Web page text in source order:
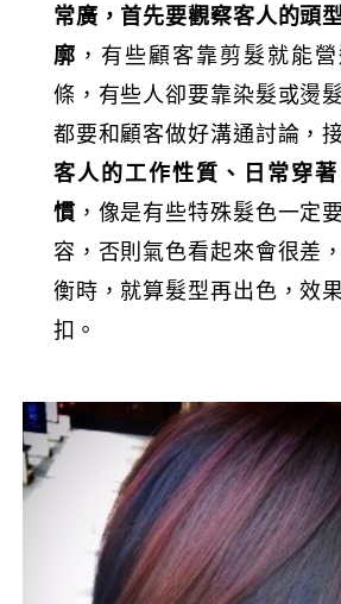
常廣，首先要觀察客人的頭
廓 ，有些顧客靠剪髮就能
條，有些人卻要靠染髮或燙
都要和顧客做好溝通討論，
客人的工作性質、日常穿
慣 ，像是有些特殊髮色一定
容，否則氣色看起來會很差
衡時，就算髮型再出色，效
扣。